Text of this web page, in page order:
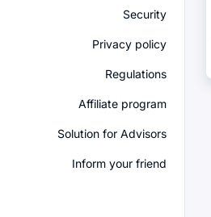
Security
Privacy policy
Regulations
Affiliate program
Solution for Advisors
Inform your friend